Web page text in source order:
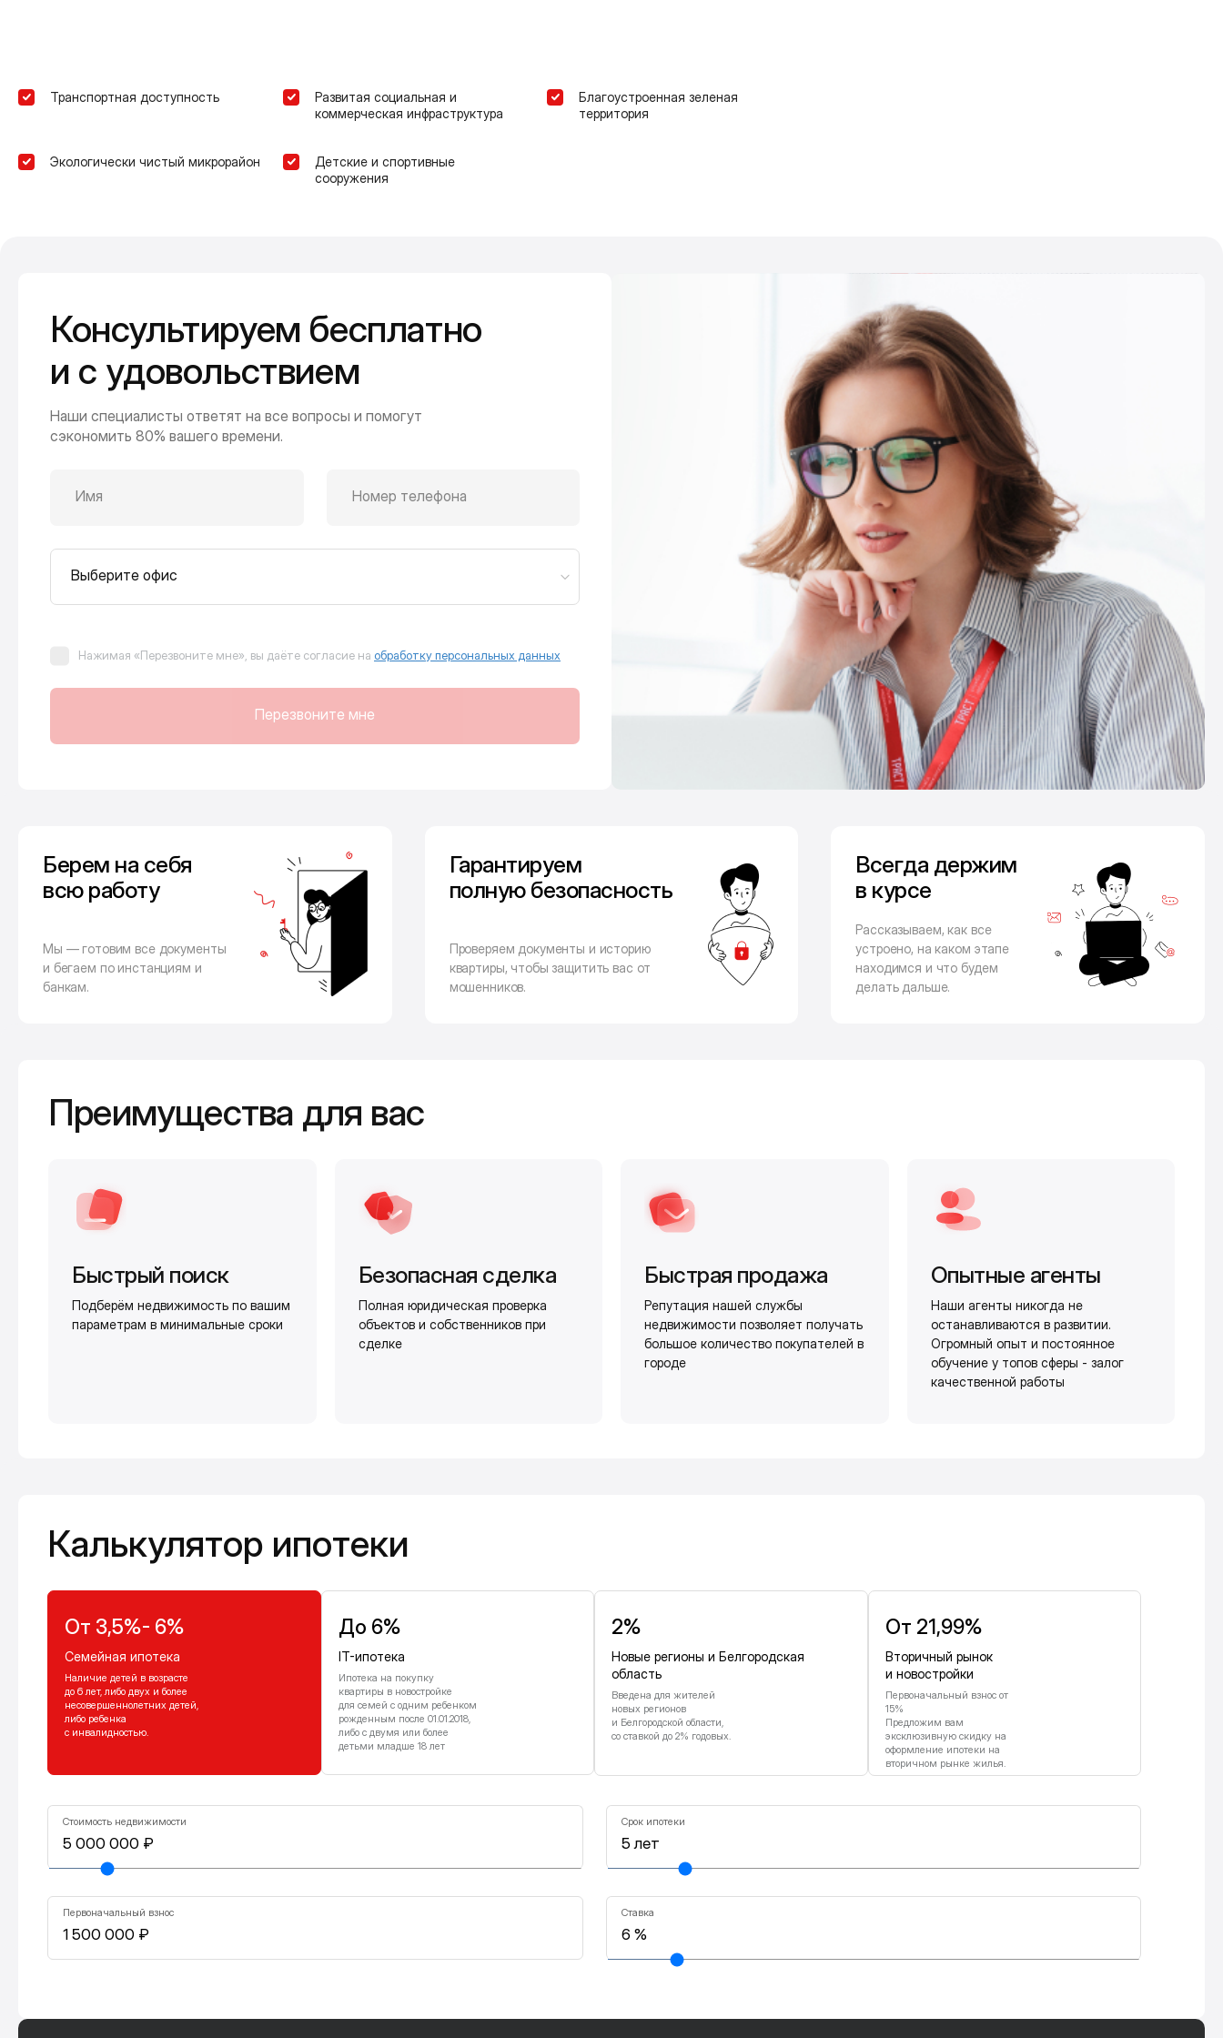
Транспортная доступность
Развитая социальная и
коммерческая инфраструктура
Благоустроенная зеленая
территория
Экологически чистый микрорайон
Детские и спортивные
сооружения
Консультируем бесплатно
и с удовольствием
Наши специалисты ответят на все вопросы и помогут
сэкономить 80% вашего времени.
Имя Номер телефона
Выберите офис
Нажимая «Перезвоните мне», вы даёте согласие на обработку персональных данных
Перезвоните мне
Берем на себя
всю работу
Мы — готовим все документы
и бегаем по инстанциям и
банкам.
Гарантируем
полную безопасность
Проверяем документы и историю
квартиры, чтобы защитить вас от
мошенников.
Всегда держим
в курсе
Рассказываем, как все
устроено, на каком этапе
находимся и что будем
делать дальше.
Преимущества для вас
Быстрый поиск
Подберём недвижимость по вашим
параметрам в минимальные сроки
Безопасная сделка
Полная юридическая проверка
объектов и собственников при
сделке
Быстрая продажа
Репутация нашей службы
недвижимости позволяет получать
большое количество покупателей в
городе
Опытные агенты
Наши агенты никогда не
останавливаются в развитии.
Огромный опыт и постоянное
обучение у топов сферы - залог
качественной работы
Калькулятор ипотеки
От 3,5%- 6%
Семейная ипотека
Наличие детей в возрасте
до 6 лет, либо двух и более
несовершеннолетних детей,
либо ребенка
с инвалидностью.
До 6%
IT-ипотека
Ипотека на покупку
квартиры в новостройке
для семей с одним ребенком
рожденным после 01.01.2018,
либо с двумя или более
детьми младше 18 лет
2%
Новые регионы и Белгородская
область
Введена для жителей
новых регионов
и Белгородской области,
со ставкой до 2% годовых.
От 21,99%
Вторичный рынок
и новостройки
Первоначальный взнос от
15%
Предложим вам
эксклюзивную скидку на
оформление ипотеки на
вторичном рынке жилья.
Стоимость недвижимости Срок ипотеки
Первоначальный взнос Ставка